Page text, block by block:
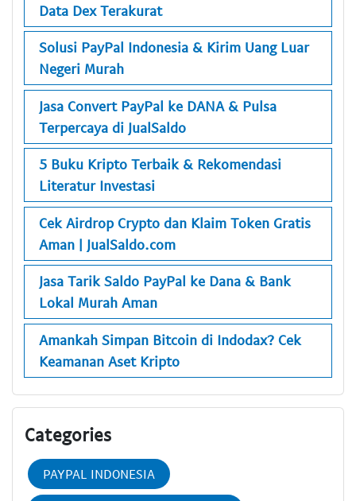
Data Dex Terakurat
Solusi PayPal Indonesia & Kirim Uang Luar
Negeri Murah
Jasa Convert PayPal ke DANA & Pulsa
Terpercaya di JualSaldo
5 Buku Kripto Terbaik & Rekomendasi
Literatur Investasi
Cek Airdrop Crypto dan Klaim Token Gratis
Aman | JualSaldo.com
Jasa Tarik Saldo PayPal ke Dana & Bank
Lokal Murah Aman
Amankah Simpan Bitcoin di Indodax? Cek
Keamanan Aset Kripto
Categories
PAYPAL INDONESIA